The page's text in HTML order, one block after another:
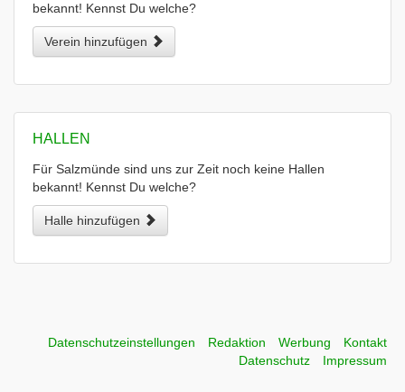
bekannt! Kennst Du welche?
Verein hinzufügen
HALLEN
Für Salzmünde sind uns zur Zeit noch keine Hallen
bekannt! Kennst Du welche?
Halle hinzufügen
Datenschutzeinstellungen Redaktion Werbung
Kontakt
Datenschutz
Impressum